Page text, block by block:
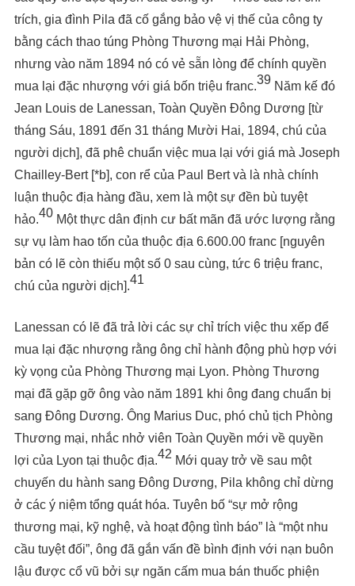
trích, gia đình Pila đã cố gắng bảo vệ vị thế của công ty
bằng cách thao túng Phòng Thương mại Hải Phòng,
nhưng vào năm 1894 nó có vẻ sẵn lòng để chính quyền
mua lại đặc nhượng với giá bốn triệu franc.39 Năm kế đó
Jean Louis de Lanessan, Toàn Quyền Đông Dương [từ
tháng Sáu, 1891 đến 31 tháng Mười Hai, 1894, chú của
người dịch], đã phê chuẩn việc mua lại với giá mà Joseph
Chailley-Bert [*b], con rể của Paul Bert và là nhà chính
luận thuộc địa hàng đầu, xem là một sự đền bù tuyệt
hảo.40 Một thực dân định cư bất mãn đã ước lượng rằng
sự vụ làm hao tốn của thuộc địa 6.600.00 franc [nguyên
bản có lẽ còn thiếu một số 0 sau cùng, tức 6 triệu franc,
chú của người dịch].41
Lanessan có lẽ đã trả lời các sự chỉ trích việc thu xếp để
mua lại đặc nhượng rằng ông chỉ hành động phù hợp với
kỳ vọng của Phòng Thương mại Lyon. Phòng Thương
mại đã gặp gỡ ông vào năm 1891 khi ông đang chuẩn bị
sang Đông Dương. Ông Marius Duc, phó chủ tịch Phòng
Thương mại, nhắc nhở viên Toàn Quyền mới về quyền
lợi của Lyon tại thuộc địa.42 Mới quay trở về sau một
chuyến du hành sang Đông Dương, Pila không chỉ dừng
ở các ý niệm tổng quát hóa. Tuyên bố “sự mở rộng
thương mại, kỹ nghệ, và hoạt động tình báo” là “một nhu
cầu tuyệt đối”, ông đã gắn vấn đề bình định với nạn buôn
lậu được cổ vũ bởi sự ngăn cấm mua bán thuốc phiện